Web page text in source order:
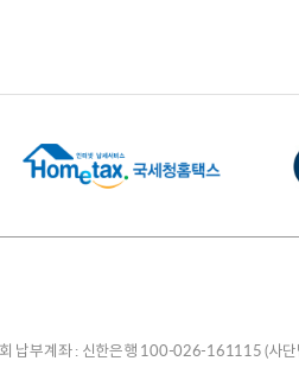
부계좌 : 신한은행 100-026-161115 (사단